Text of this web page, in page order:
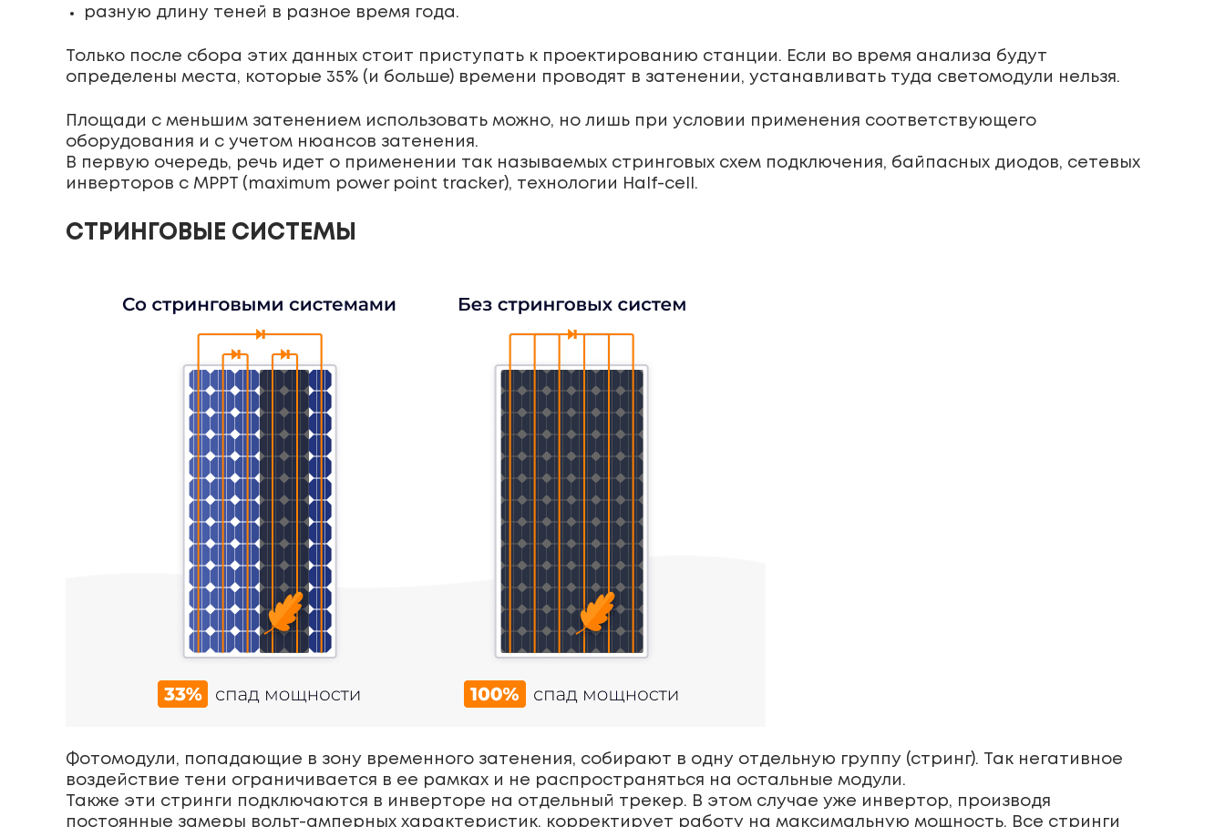
разную длину теней в разное время года.
Только после сбора этих данных стоит приступать к проектированию станции. Если во время анализа будут
определены места, которые 35% (и больше) времени проводят в затенении, устанавливать туда светомодули нельзя.
Площади с меньшим затенением использовать можно, но лишь при условии применения соответствующего
оборудования и с учетом нюансов затенения.
В первую очередь, речь идет о применении так называемых стринговых схем подключения, байпасных диодов, сетевых
инверторов с MPPT (maximum power point tracker), технологии Half-cell.
СТРИНГОВЫЕ СИСТЕМЫ
Фотомодули, попадающие в зону временного затенения, собирают в одну отдельную группу (стринг). Так негативное
воздействие тени ограничивается в ее рамках и не распространяться на остальные модули.
Также эти стринги подключаются в инверторе на отдельный трекер. В этом случае уже инвертор, производя
постоянные замеры вольт-амперных характеристик, корректирует работу на максимальную мощность. Все стринги